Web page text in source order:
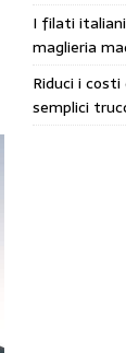
I filati
maglieria
Riduci i
semplici